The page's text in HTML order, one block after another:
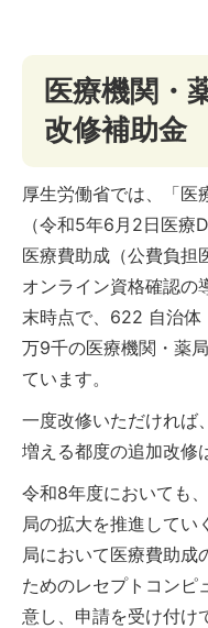
医療機関・
改修補助金
厚生労働省では、「医
（令和5年6月2日医療
医療費助成（公費負担
オンライン資格確認の
末時点で、622 自治体
万9千の医療機関・薬
ています。
一度改修いただければ
増える都度の追加改修
令和8年度においても
局の拡大を推進してい
局において医療費助成
ためのレセプトコンピ
意し、申請を受け付け